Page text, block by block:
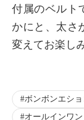
付属のベルト
かにと、太さ
変えてお楽し
ボンボンエショ
オールインワン